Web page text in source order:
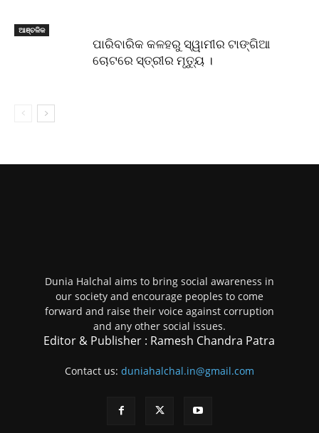
ଆଞ୍ଚଳିକ
ପାରିବାରିକ କଳହରୁ ସ୍ୱାମୀର ଟାଙ୍ଗିଆ
ଚୋଟରେ ସ୍ତ୍ରୀର ମୃତ୍ୟୁ ।
Dunia Halchal aims to bring social awareness in
our society and encourage peoples to come
forward and raise their voice against corruption
and any other social issues.
Editor & Publisher : Ramesh Chandra Patra
Contact us: duniahalchal.in@gmail.com